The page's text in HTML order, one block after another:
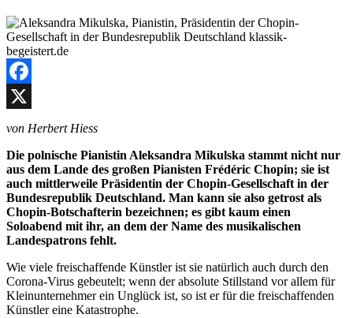
Facebook
von Herbert Hiess
Die polnische Pianistin Aleksandra Mikulska stammt nicht nur
aus dem Lande des großen Pianisten Frédéric Chopin; sie ist
auch mittlerweile Präsidentin der Chopin-Gesellschaft in der
Bundesrepublik Deutschland. Man kann sie also getrost als
Chopin-Botschafterin bezeichnen; es gibt kaum einen
Soloabend mit ihr, an dem der Name des musikalischen
Landespatrons fehlt.
Wie viele freischaffende Künstler ist sie natürlich auch durch den
Corona-Virus gebeutelt; wenn der absolute Stillstand vor allem für
Kleinunternehmer ein Unglück ist, so ist er für die freischaffenden
Künstler eine Katastrophe.